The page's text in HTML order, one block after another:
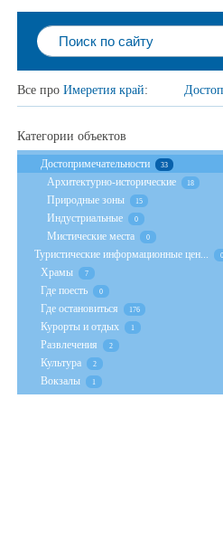
Все про Имеретия край:
Категории объектов
Достопримечательности 33
Архитектурно-исторические 18
Природные зоны 15
Индустриальные 0
Мистические места 0
Туристические информационные цен... 0
Храмы 7
Где поесть 0
Где остановиться 176
Курорты и отдых 1
Развлечения 2
Культура 2
Вокзалы 1